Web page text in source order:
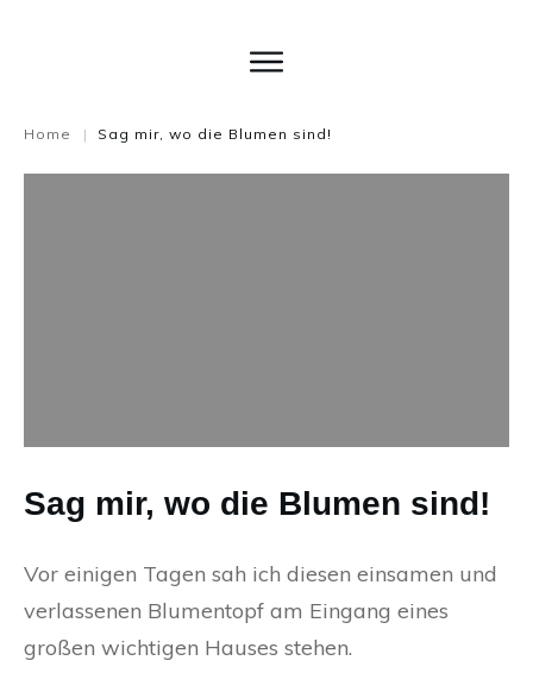
Home | Sag mir, wo die Blumen sind!
Sag mir, wo die Blumen sind!
Vor einigen Tagen sah ich diesen einsamen und
verlassenen Blumentopf am Eingang eines
großen wichtigen Hauses stehen.